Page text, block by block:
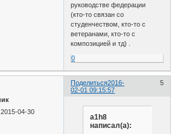
руководстве федерации
(кто-то связан со
студенчеством, кто-то с
ветеранами, кто-то с
композицией и тд) .
0
Поделиться 5
2016-
02-01 09:15:57
2015-04-30
a1h8
написал(а):